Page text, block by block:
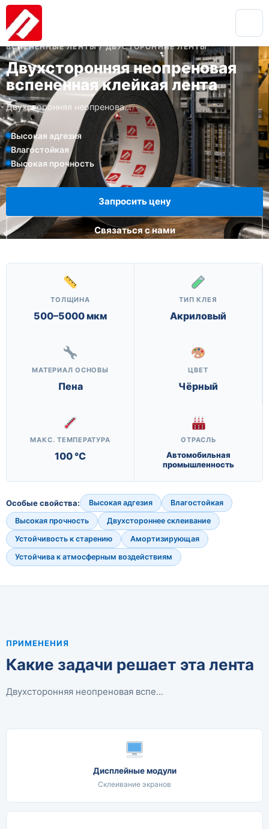
ВСПЕНЕННЫЕ ЛЕНТЫ / ДВУСТОРОННИЕ ЛЕНТЫ
Двухсторонняя неопреновая
вспененная клейкая лента
Двухсторонняя неопренова...
Высокая адгезия
Влагостойкая
Высокая прочность
Запросить цену
Связаться с нами
ТОЛЩИНА
500–5000 мкм
ТИП КЛЕЯ
Акриловый
МАТЕРИАЛ ОСНОВЫ
Пена
ЦВЕТ
Чёрный
МАКС. ТЕМПЕРАТУРА
100 °C
ОТРАСЛЬ
Автомобильная
промышленность
Особые свойства: Высокая адгезия
Влагостойкая
Высокая прочность
Двухстороннее склеивание
Устойчивость к старению
Амортизирующая
Устойчива к атмосферным воздействиям
ПРИМЕНЕНИЯ
Какие задачи решает эта лента
Двухсторонняя неопреновая вспе...
Дисплейные модули
Склеивание экранов